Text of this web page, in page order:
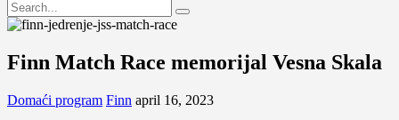
Finn Match Race memorijal Vesna Skala
Domaći program Finn april 16, 2023